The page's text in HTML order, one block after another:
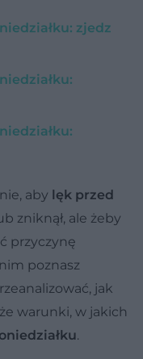
zjedz
aby lęk przed
zniknął, ale żeby
przyczynę
poznasz
jak
warunki, w jakich
.